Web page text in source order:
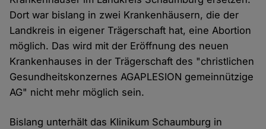
Dort war bislang in zwei Krankenhäusern, die der
Landkreis in eigener Trägerschaft hat, eine Abortion
möglich. Das wird mit der Eröffnung des neuen
Krankenhauses in der Trägerschaft des "christlichen
Gesundheitskonzernes AGAPLESION gemeinnützige
AG" nicht mehr möglich sein.
Bislang unterhält das Klinikum Schaumburg in